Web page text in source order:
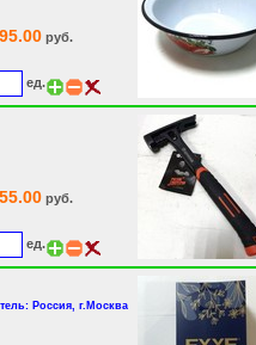
руб.
ед.
руб.
ед.
Россия, г.Москва